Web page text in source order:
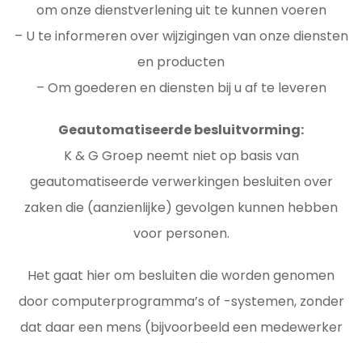
om onze dienstverlening uit te kunnen voeren
– U te informeren over wijzigingen van onze diensten
en producten
– Om goederen en diensten bij u af te leveren
Geautomatiseerde besluitvorming:
K & G Groep neemt niet op basis van
geautomatiseerde verwerkingen besluiten over
zaken die (aanzienlijke) gevolgen kunnen hebben
voor personen.
Het gaat hier om besluiten die worden genomen
door computerprogramma’s of -systemen, zonder
dat daar een mens (bijvoorbeeld een medewerker